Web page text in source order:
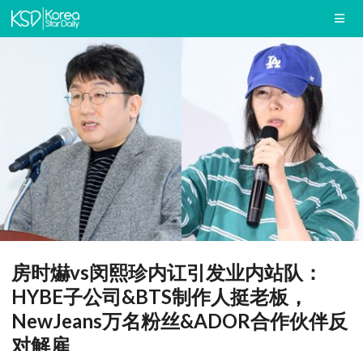
房时爀vs闵熙珍内讧引发业内站队：
HYBE子公司&BTS制作人挺老板，
NewJeans万名粉丝&ADOR合作伙伴反
对解雇